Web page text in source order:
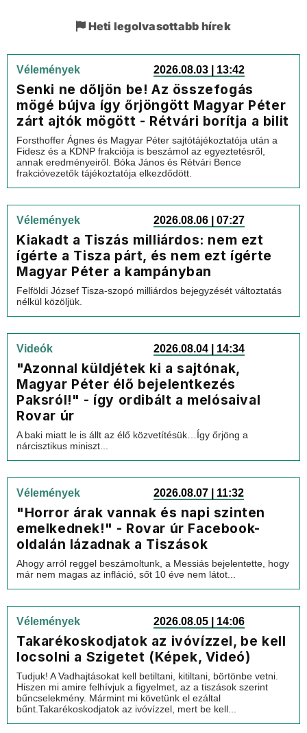
Heti legolvasottabb hírek
Vélemények 2026.08.03 | 13:42
Senki ne dőljön be! Az összefogás
mögé bújva így őrjöngött Magyar Péter
zárt ajtók mögött - Rétvári borítja a bilit
Forsthoffer Ágnes és Magyar Péter sajtótájékoztatója után a
Fidesz és a KDNP frakciója is beszámol az egyeztetésről,
annak eredményeiről. Bóka János és Rétvári Bence
frakcióvezetők tájékoztatója elkezdődött.
Vélemények 2026.08.06 | 07:27
Kiakadt a Tiszás milliárdos: nem ezt
ígérte a Tisza párt, és nem ezt ígérte
Magyar Péter a kampányban
Felföldi József Tisza-szopó milliárdos bejegyzését változtatás
nélkül közöljük.
Videók 2026.08.04 | 14:34
"Azonnal küldjétek ki a sajtónak,
Magyar Péter élő bejelentkezés
Paksról!" - így ordibált a melósaival
Rovar úr
A baki miatt le is állt az élő közvetítésük…Így őrjöng a
nárcisztikus miniszt...
Vélemények 2026.08.07 | 11:32
"Horror árak vannak és napi szinten
emelkednek!" - Rovar úr Facebook-
oldalán lázadnak a Tiszások
Ahogy arról reggel beszámoltunk, a Messiás bejelentette, hogy
már nem magas az infláció, sőt 10 éve nem látot...
Vélemények 2026.08.05 | 14:06
Takarékoskodjatok az ivóvízzel, be kell
locsolni a Szigetet (Képek, Videó)
Tudjuk! A Vadhajtásokat kell betiltani, kitiltani, börtönbe vetni.
Hiszen mi amire felhívjuk a figyelmet, az a tiszások szerint
bűncselekmény. Mármint mi követünk el ezáltal
bűnt.Takarékoskodjatok az ivóvízzel, mert be kell...